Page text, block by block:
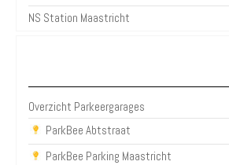
NS Station Maastricht
Overzicht Parkeergarages
ParkBee Abtstraat
ParkBee Parking Maastricht